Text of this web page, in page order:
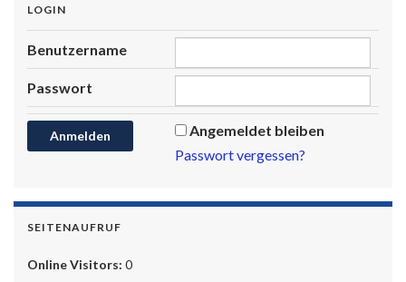
LOGIN
Benutzername
Passwort
Angemeldet bleiben
Passwort vergessen?
SEITENAUFRUF
Online Visitors: 0